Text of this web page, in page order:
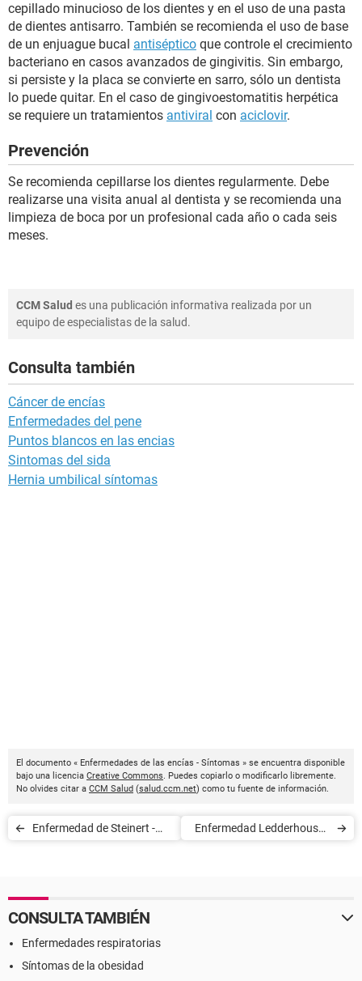
cepillado minucioso de los dientes y en el uso de una pasta
de dientes antisarro. También se recomienda el uso de base
de un enjuague bucal antiséptico que controle el crecimiento
bacteriano en casos avanzados de gingivitis. Sin embargo,
si persiste y la placa se convierte en sarro, sólo un dentista
lo puede quitar. En el caso de gingivoestomatitis herpética
se requiere un tratamientos antiviral con aciclovir.
Prevención
Se recomienda cepillarse los dientes regularmente. Debe
realizarse una visita anual al dentista y se recomienda una
limpieza de boca por un profesional cada año o cada seis
meses.
CCM Salud es una publicación informativa realizada por un
equipo de especialistas de la salud.
Consulta también
Cáncer de encías
Enfermedades del pene
Puntos blancos en las encias
Sintomas del sida
Hernia umbilical síntomas
El documento « Enfermedades de las encías - Síntomas » se encuentra disponible
bajo una licencia Creative Commons. Puedes copiarlo o modificarlo libremente.
No olvides citar a CCM Salud (salud.ccm.net) como tu fuente de información.
Enfermedad de Steinert -
Enfermedad Ledderhouse -
CONSULTA TAMBIÉN
Enfermedades respiratorias
Síntomas de la obesidad